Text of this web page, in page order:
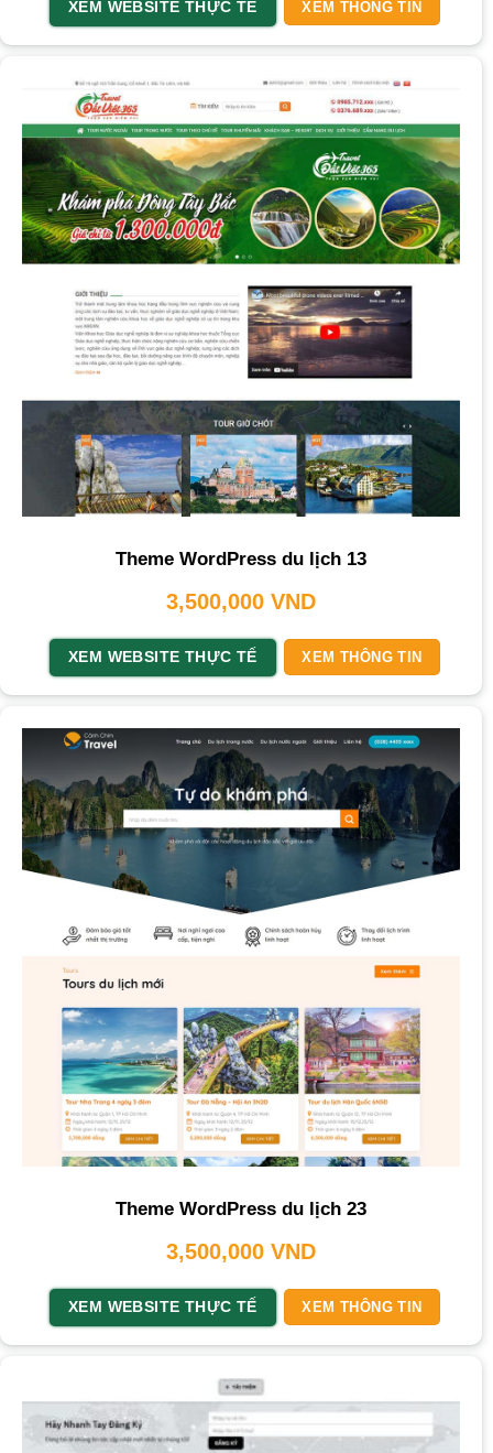
XEM WEBSITE THỰC TẾ XEM THÔNG TIN
Theme WordPress du lịch 13
3,500,000 VND
XEM WEBSITE THỰC TẾ XEM THÔNG TIN
Theme WordPress du lịch 23
3,500,000 VND
XEM WEBSITE THỰC TẾ XEM THÔNG TIN